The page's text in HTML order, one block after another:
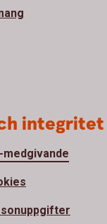
integritet